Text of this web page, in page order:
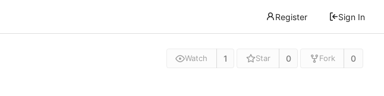
Register Sign In
Watch 1 Star 0 Fork 0